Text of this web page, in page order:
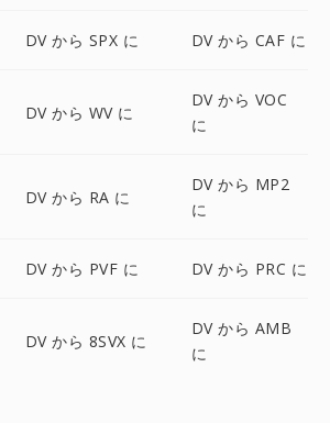
DV から SPX に DV から CAF に
DV から WV に
DV から VOC
に
DV から RA に
DV から MP2
に
DV から PVF に DV から PRC に
DV から 8SVX に
DV から AMB
に